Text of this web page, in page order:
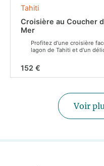
Tahiti
Croisière au Coucher
Mer
Profitez d'une croisière
lagon de Tahiti et d'un
152 €
Voir